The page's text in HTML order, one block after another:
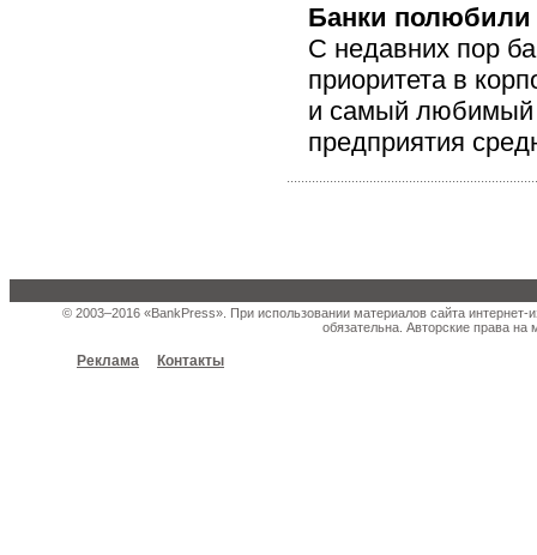
Банки полюбили
С недавних пор
приоритета в
и самый любимый
предприятия
© 2003–2016 «BankPress». При использовании материалов сайта
обязательна. Авторские права
Реклама Контакты